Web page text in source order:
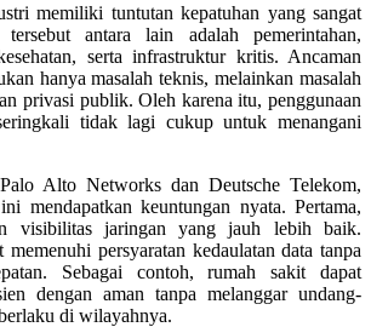
memiliki tuntutan kepatuhan yang sangat
tersebut antara lain adalah pemerintahan,
serta infrastruktur kritis. Ancaman
hanya masalah teknis, melainkan masalah
privasi publik. Oleh karena itu, penggunaan
tidak lagi cukup untuk menangani
Alto Networks dan Deutsche Telekom,
mendapatkan keuntungan nyata. Pertama,
visibilitas jaringan yang jauh lebih baik.
memenuhi persyaratan kedaulatan data tanpa
Sebagai contoh, rumah sakit dapat
dengan aman tanpa melanggar undang-
di wilayahnya.